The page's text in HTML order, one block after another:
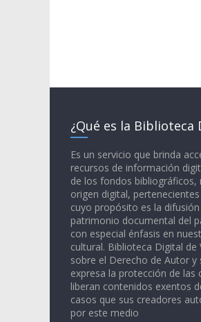
¿Qué es la Biblioteca
Es un servicio que brinda
recursos de información
de los fondos bibliográficos,
origen digital,
cuyo propósito es la
patrimonio documental del
con especial énfasis en
cultural. Biblioteca Digital
sobre el Derecho de Autor
expresa la protección de
liberan contenidos exentos
casos que sus creadores
por este medio